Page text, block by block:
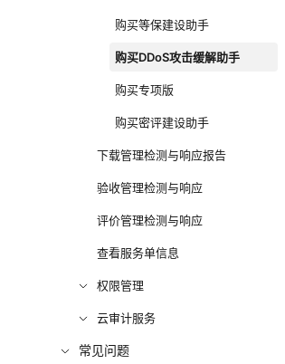
购买等保建设助手
购买DDoS攻击缓解助手
购买专项版
购买密评建设助手
下载管理检测与响应报告
验收管理检测与响应
评价管理检测与响应
查看服务单信息
权限管理
云审计服务
常见问题